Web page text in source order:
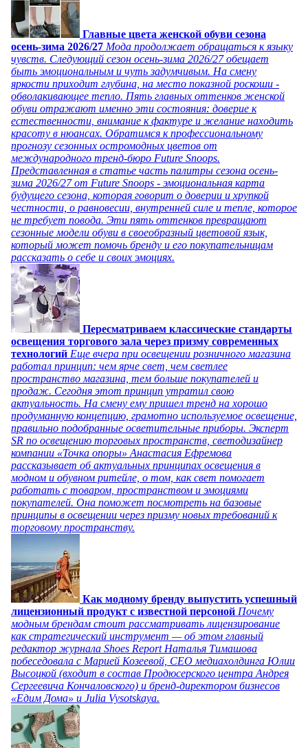
Главные цвета женской обуви сезона
осень-зима 2026/27 Мода продолжает обращаться к языку
чувств. Следующий сезон осень-зима 2026/27 обещает
быть эмоциональным и чуть задумчивым. На смену
яркости приходит глубина, на место показной роскоши -
обволакивающее тепло. Пять главных оттенков женской
обуви отражают именно эти состояния: доверие к
естественности, внимание к фактуре и желание находить
красоту в нюансах. Обратимся к профессиональному
прогнозу сезонных остромодных цветов от
международного тренд-бюро Future Snoops.
Представленная в статье часть палитры сезона осень-
зима 2026/27 от Future Snoops - эмоциональная карта
будущего сезона, которая говорит о доверии и хрупкой
честности, о равновесии, внутренней силе и тепле, которое
не требует повода. Эти пять оттенков превращают
сезонные модели обуви в своеобразный цветовой язык,
который может помочь бренду и его покупательницам
рассказать о себе и своих эмоциях.
Пересматриваем классические стандарты
освещения торгового зала через призму современных
технологий Еще вчера при освещении розничного магазина
работал принцип: чем ярче свет, чем светлее
пространство магазина, тем больше покупателей и
продаж. Сегодня этот принцип утратил свою
актуальность. На смену ему пришел тренд на хорошо
продуманную концепцию, грамотно используемое освещение,
правильно подобранные осветительные приборы. Эксперт
SR по освещению торговых пространств, светодизайнер
компании «Точка опоры» Анастасия Ефремова
рассказывает об актуальных принципах освещения в
модном и обувном ритейле, о том, как свет помогает
работать с товаром, пространством и эмоциями
покупателей. Она поможет посмотреть на базовые
принципы в освещении через призму новых требований к
торговому пространству.
Как модному бренду выпустить успешный
лицензионный продукт с известной персоной Почему
модным брендам стоит рассматривать лицензирование
как стратегический инструмент — об этом главный
редактор журнала Shoes Report Наталья Тимашова
побеседовала с Марией Козеевой, СЕО медиахолдинга Юлии
Высоцкой (входит в состав Продюсерского центра Андрея
Сергеевича Кончаловского) и бренд-директором бизнесов
«Едим Дома» и Julia Vysotskaya.